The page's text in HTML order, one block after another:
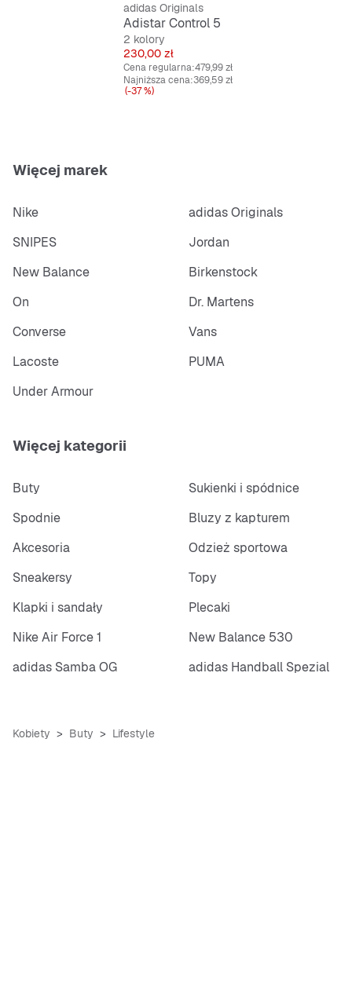
Standardowe dopasowanie
Tekstylna wyściółka
adidas Originals
Adistar Control 5
2 kolory
Cena
230,00 zł
Cena regularna:479,99 zł
Najniższa cena:369,59 zł
(-37 %)
Więcej marek
Nike
adidas Originals
SNIPES
Jordan
New Balance
Birkenstock
On
Dr. Martens
Converse
Vans
Lacoste
PUMA
Under Armour
Więcej kategorii
Buty
Sukienki i spódnice
Spodnie
Bluzy z kapturem
Akcesoria
Odzież sportowa
Sneakersy
Topy
Klapki i sandały
Plecaki
Nike Air Force 1
New Balance 530
adidas Samba OG
adidas Handball Spezial
Kobiety Buty Lifestyle